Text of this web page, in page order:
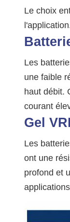
Le choix
Les
une faible
haut débit.
courant
Gel
Les
ont une
profond et